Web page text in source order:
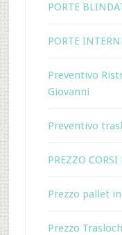
PORTE
PORTE
Preventivo
Giovanni
Preventivo
PREZZO
Prezzo pallet
Prezzo